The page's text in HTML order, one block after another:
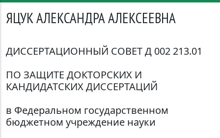
ЯЦУК АЛЕКСАНДРА АЛЕКСЕЕВНА
ДИССЕРТАЦИОННЫЙ СОВЕТ Д 002 213.01
ПО ЗАЩИТЕ ДОКТОРСКИХ И
КАНДИДАТСКИХ ДИССЕРТАЦИЙ
в Федеральном государственном
бюджетном учреждение науки